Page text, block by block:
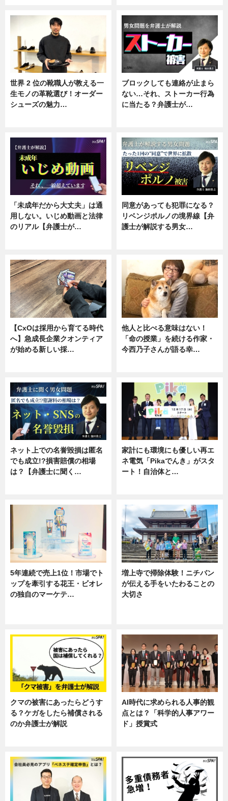
世界 2 位の靴職人が教える一
生モノの革靴選び！オーダー
シューズの魅力…
ブロックしても連絡が止まら
ない…それ、ストーカー行為
に当たる？弁護士が…
「未成年だから大丈夫」は通
用しない。いじめ動画と法律
のリアル【弁護士が…
同意があっても犯罪になる？
リベンジポルノの境界線【弁
護士が解説する男女…
【CxOは採用から育てる時代
へ】急成長企業クオンティア
が始める新しい採…
他人と比べる意味はない！
「命の授業」を続ける作家・
今西乃子さんが語る幸…
ネット上での名誉毀損は匿名
でも成立!?損害賠償の相場
は？【弁護士に聞く…
家計にも環境にも優しい再エ
ネ電気「Pikaでんき」がスタ
ート！自治体と…
5年連続で売上1位！市場でト
ップを牽引する花王・ビオレ
の独自のマーケテ…
増上寺で掃除体験！ニチバン
が伝える手をいたわることの
大切さ
クマの被害にあったらどうす
る？ケガをしたら補償される
のか弁護士が解説
AI時代に求められる人事的観
点とは？「科学的人事アワー
ド」授賞式